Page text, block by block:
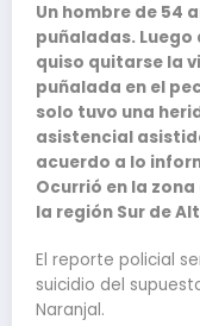
Un hombre de 54
puñaladas. Luego
quiso quitarse la
puñalada en el
solo tuvo una
asistencial
acuerdo a lo
Ocurrió en la
la región Sur de
El reporte policial
suicidio del
Naranjal.